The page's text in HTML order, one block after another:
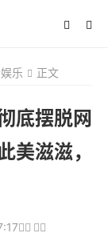
乐 正文
底摆脱网
美滋滋，